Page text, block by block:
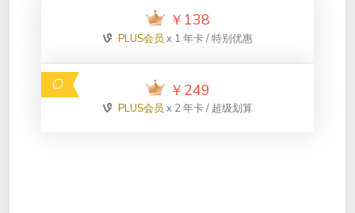
￥ 138
PLUS会员x 1 年卡 / 特别优惠
￥ 249
PLUS会员x 2 年卡 / 超级划算